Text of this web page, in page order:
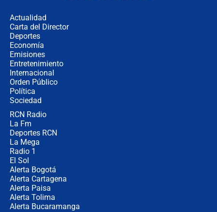
Actualidad
Carta del Director
Deportes
Economía
Emisiones
Entretenimiento
Internacional
Orden Público
Política
Sociedad
RCN Radio
La Fm
Deportes RCN
La Mega
Radio 1
El Sol
Alerta Bogotá
Alerta Cartagena
Alerta Paisa
Alerta Tolima
Alerta Bucaramanga